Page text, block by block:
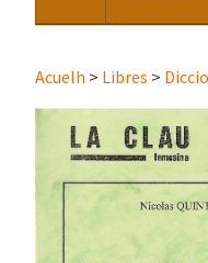
Acuelh > Libres >